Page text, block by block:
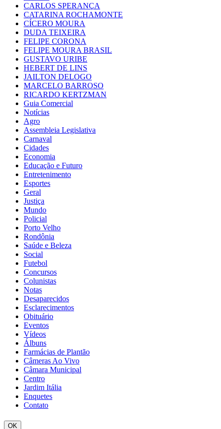
CARLOS SPERANÇA
CATARINA ROCHAMONTE
CÍCERO MOURA
DUDA TEIXEIRA
FELIPE CORONA
FELIPE MOURA BRASIL
GUSTAVO URIBE
HEBERT DE LINS
JAILTON DELOGO
MARCELO BARROSO
RICARDO KERTZMAN
Guia Comercial
Notícias
Agro
Assembleia Legislativa
Carnaval
Cidades
Economia
Educação e Futuro
Entretenimento
Esportes
Geral
Justiça
Mundo
Policial
Porto Velho
Rondônia
Saúde e Beleza
Social
Futebol
Concursos
Colunistas
Notas
Desaparecidos
Esclarecimentos
Obituário
Eventos
Vídeos
Álbuns
Farmácias de Plantão
Câmeras Ao Vivo
Câmara Municipal
Centro
Jardim Itália
Enquetes
Contato
OK